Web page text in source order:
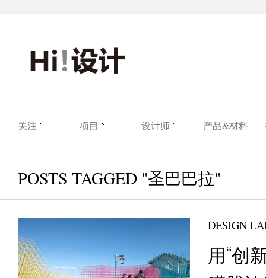
关注 项目 设计师 产品&材料
POSTS TAGGED "圣巴巴拉"
DESIGN
用“创